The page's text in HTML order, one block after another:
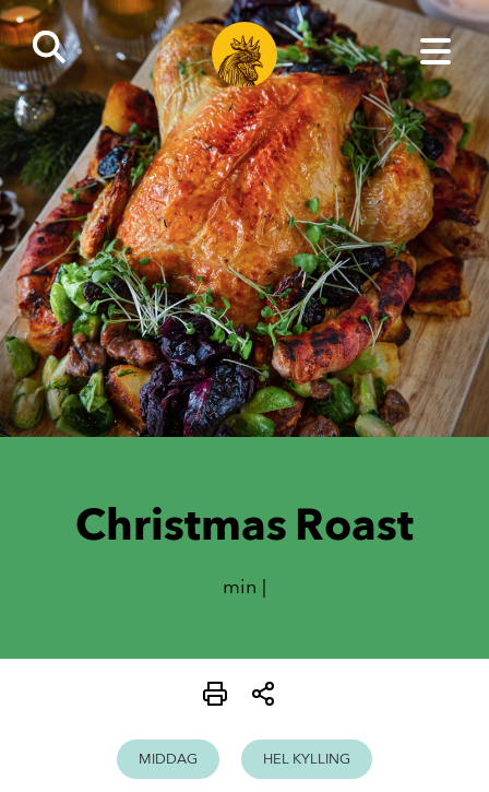
Christmas Roast
min |
MIDDAG HEL KYLLING